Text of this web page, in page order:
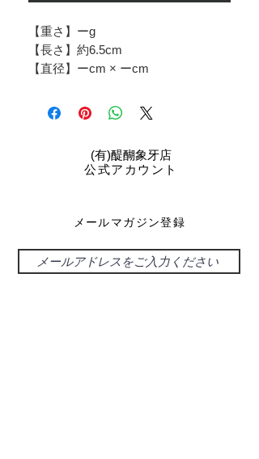
【重さ】ーg
【長さ】約6.5cm
【直径】ーcm × ーcm
​(有)醍醐象牙店
公式アカウント
メールマガジン登録